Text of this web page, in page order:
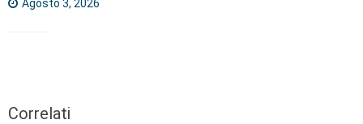
Agosto 3, 2026
Correlati